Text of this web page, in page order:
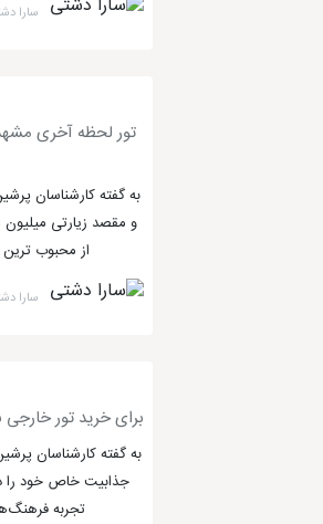
سارا
تور لحظه آخری
به گفته کارشناسان
و مقصد زیارتی
از محبوب
سارا
برای خرید تور
به گفته کارشناسان
جذابیت خاص خود را
تجربه